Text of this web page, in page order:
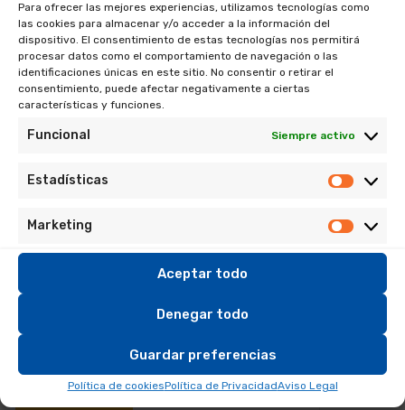
Para ofrecer las mejores experiencias, utilizamos tecnologías como
las cookies para almacenar y/o acceder a la información del
dispositivo. El consentimiento de estas tecnologías nos permitirá
procesar datos como el comportamiento de navegación o las
identificaciones únicas en este sitio. No consentir o retirar el
consentimiento, puede afectar negativamente a ciertas
características y funciones.
Funcional Siempre activo
Estadísticas
Marketing
Aceptar todo
Denegar todo
Guardar preferencias
Política de cookiesPolítica de PrivacidadAviso Legal
Tamar Limpiafondos de
Aluminio
23,23€
1160500000
Etiqueta: Producto para el mantenimiento del agua de la piscina